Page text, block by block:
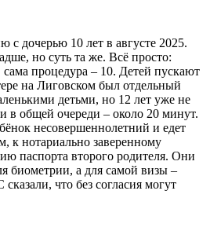
дочерью 10 лет в августе 2025.
но суть та же. Всё просто:
сама процедура – 10. Детей пускают
на Лиговском был отдельный
детьми, но 12 лет уже не
в общей очереди – около 20 минут.
несовершеннолетний и едет
к нотариально заверенному
паспорта второго родителя. Они
биометрии, а для самой визы –
что без согласия могут